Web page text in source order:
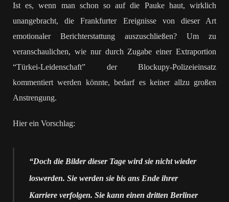
Ist es, wenn man schon so auf die Pauke haut, wirklich
unangebracht, die Frankfurter Ereignisse von dieser Art
emotionaler Berichterstattung auszuschließen? Um zu
veranschaulichen, wie nur durch Zugabe einer Extraportion
“Türkei-Leidenschaft” der Blockupy-Polizeieinsatz
kommentiert werden könnte, bedarf es keiner allzu großen
Anstrengung.
Hier ein Vorschlag:
“Doch die Bilder dieser Tage wird sie nicht wieder
loswerden. Sie werden sie bis ans Ende ihrer
Karriere verfolgen. Sie kann einen dritten Berliner